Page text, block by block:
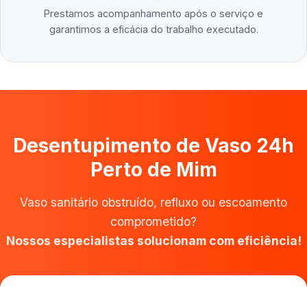
Prestamos acompanhamento após o serviço e
garantimos a eficácia do trabalho executado.
Desentupimento de Vaso 24h
Perto de Mim
Vaso sanitário obstruído, refluxo ou escoamento
comprometido?
Nossos especialistas solucionam com eficiência!